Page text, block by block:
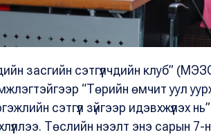
засгийн сэтгүүлчдийн клуб”
“Төрийн өмчит уул
сэтгүүл зүйгээр идэвхжүүлэх
Төслийн нээлт энэ сарын